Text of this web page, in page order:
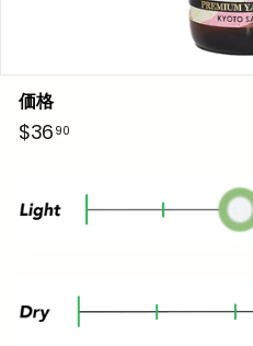
価格
通
常
$36 90$36.90